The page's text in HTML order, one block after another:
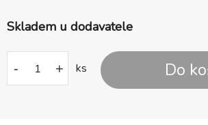
Skladem u dodavatele
- + ks Do